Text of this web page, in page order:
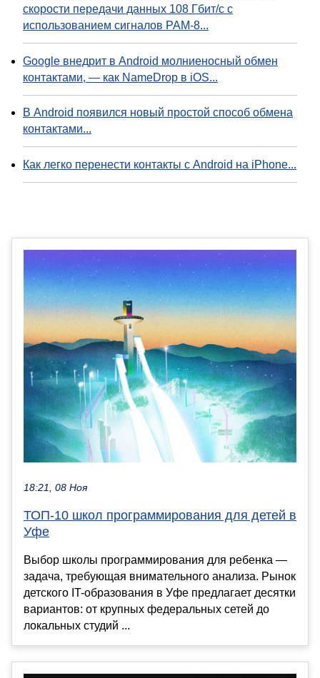
скорости передачи данных 108 Гбит/с с
использованием сигналов PAM-8...
Google внедрит в Android молниеносный обмен
контактами, — как NameDrop в iOS...
В Android появился новый простой способ обмена
контактами...
Как легко перенести контакты с Android на iPhone...
18:21, 08 Ноя
ТОП-10 школ программирования для детей в
Уфе
Выбор школы программирования для ребенка —
задача, требующая внимательного анализа. Рынок
детского IT-образования в Уфе предлагает десятки
вариантов: от крупных федеральных сетей до
локальных студий ...